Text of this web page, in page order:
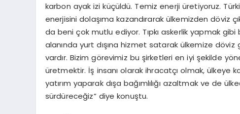
karbon ayak izi küçüldü. Temiz enerji üretiyoruz.
enerjisini dolaşıma kazandırarak ülkemizden döviz
da beni çok mutlu ediyor. Tıpkı askerlik yapmak
alanında yurt dışına hizmet satarak ülkemize döviz
vardır. Bizim görevimiz bu şirketleri en iyi şekilde
üretmektir. İş insanı olarak ihracatçı olmak, ülkeye
yatırım yaparak dışa bağımlılığı azaltmak ve de
sürdüreceğiz” diye konuştu.